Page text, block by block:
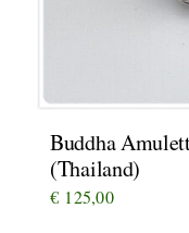
Buddha
(Thailand)
€ 125,00